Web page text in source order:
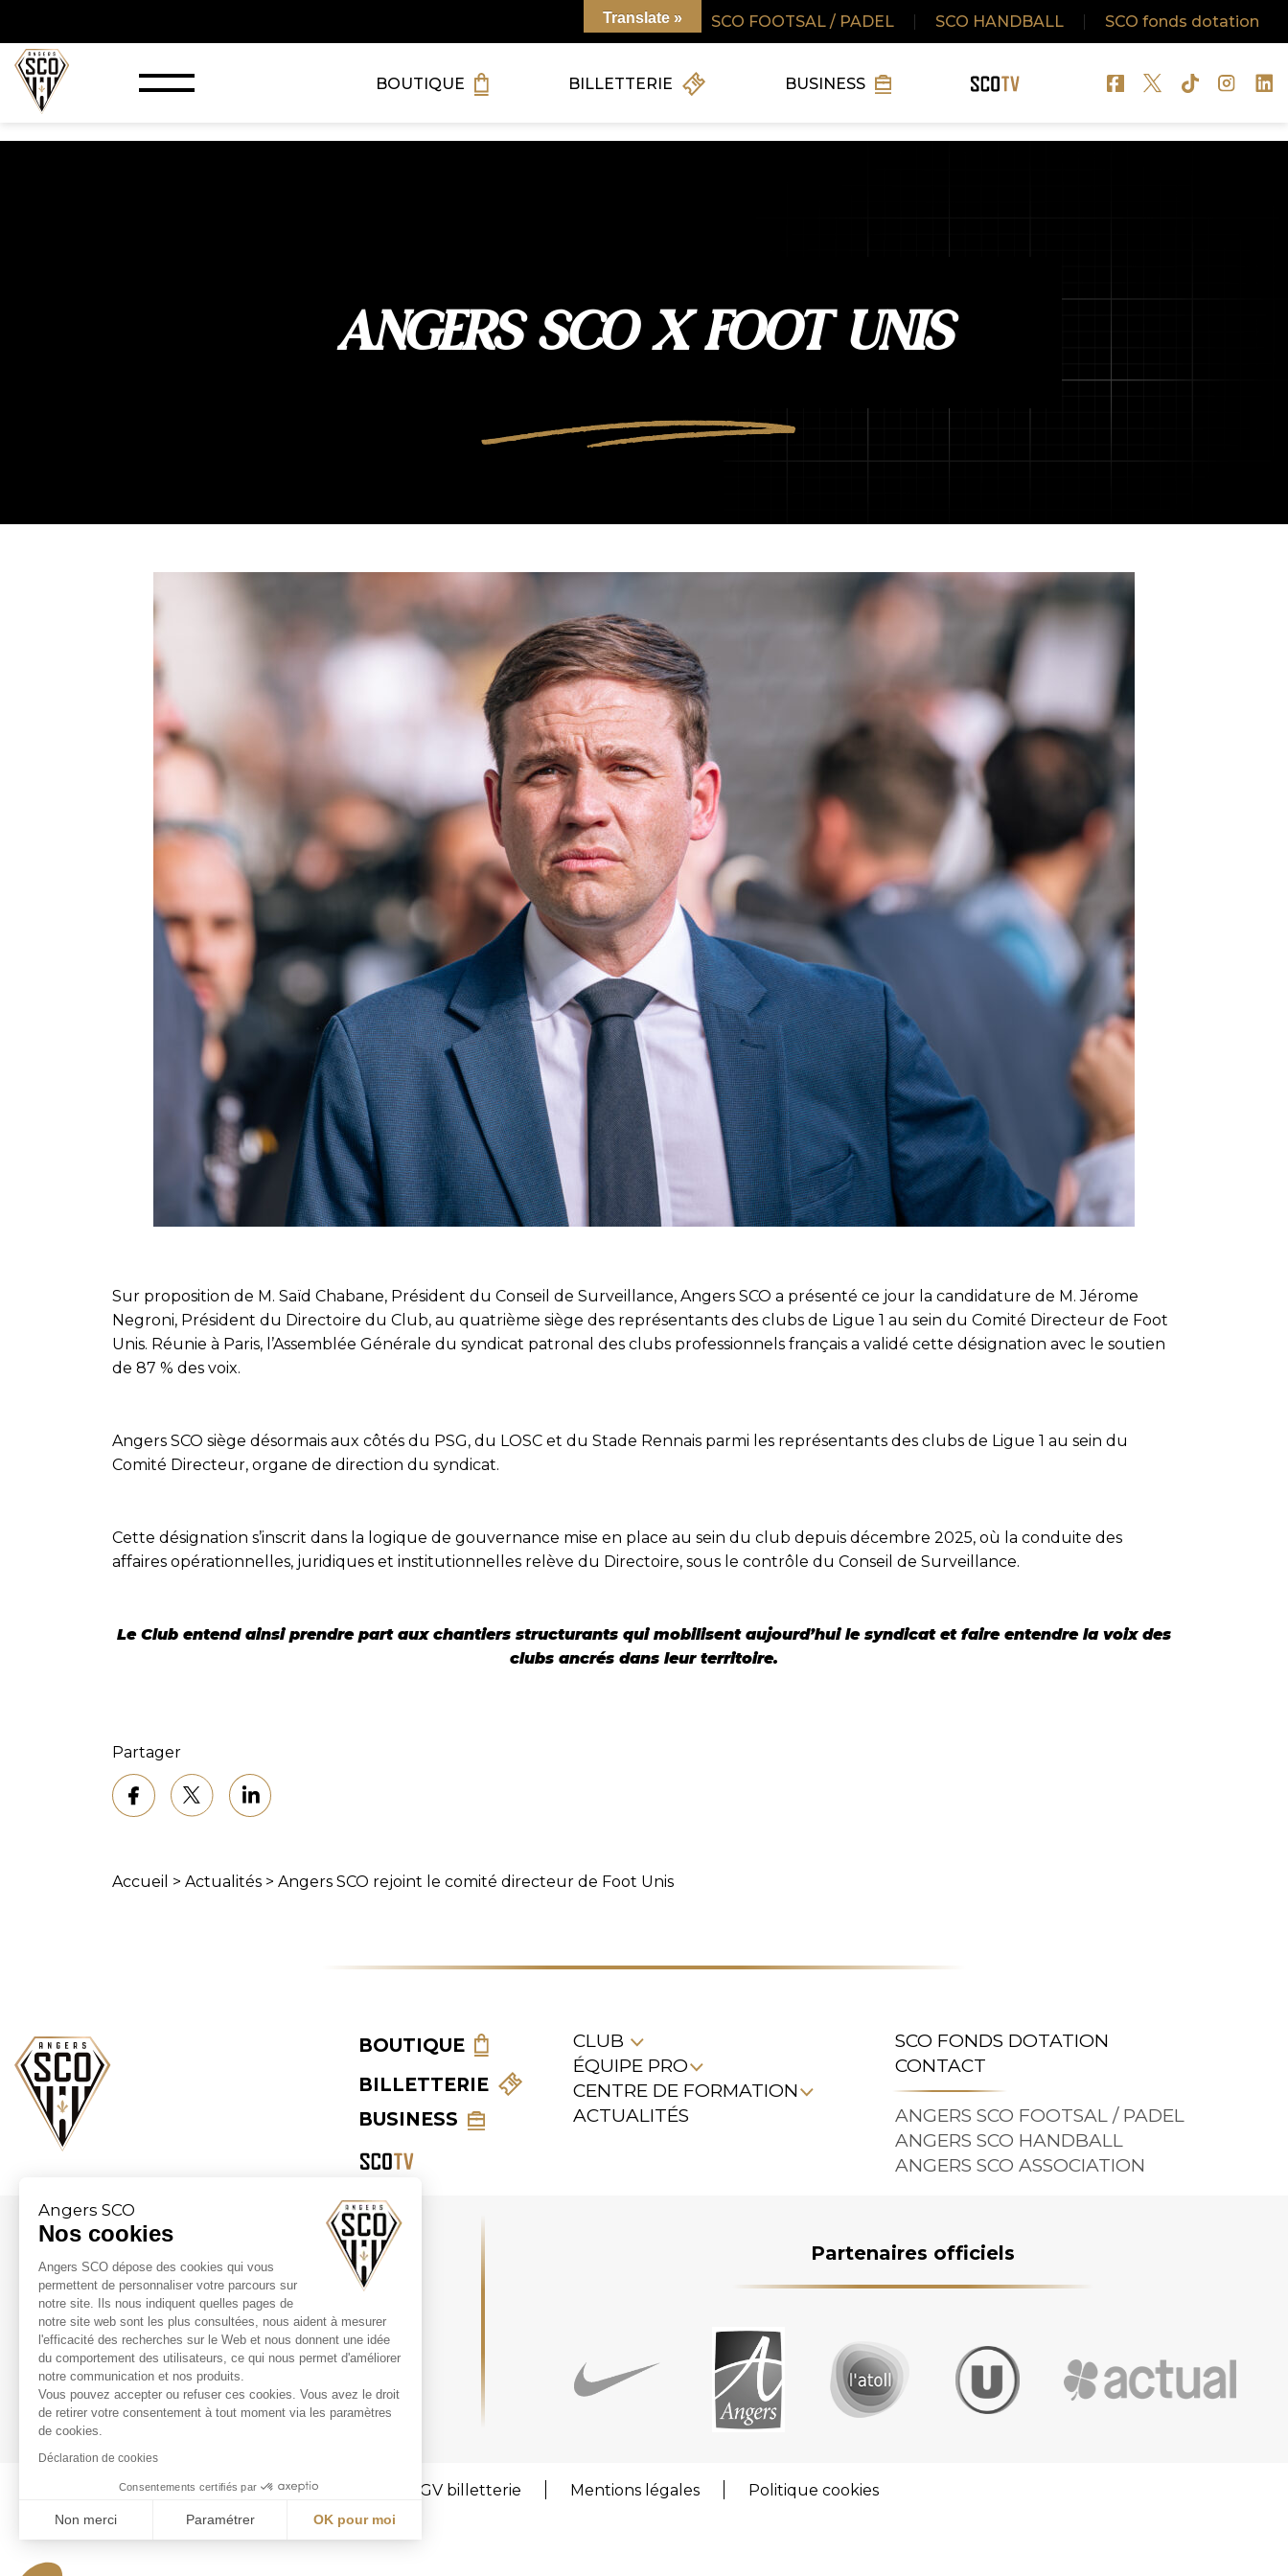
Angers SCO
Nos cookies
Angers SCO dépose des cookies qui vous
permettent de personnaliser votre parcours sur
notre site. Ils nous indiquent quelles pages de
notre site web sont les plus consultées, nous aident à mesurer
l'efficacité des recherches sur le Web et nous donnent une idée
du comportement des utilisateurs, ce qui nous permet d'améliorer
notre communication et nos produits.
Vous pouvez accepter ou refuser ces cookies. Vous avez le droit
de retirer votre consentement à tout moment via les paramètres
de cookies.
Déclaration de cookies
Consentements certifiés par
Non merci Paramétrer OK pour moi
Plateforme de Gestion du Consentement : Personnalisez vos Options
SCO FOOTSAL / PADEL SCO HANDBALL SCO fonds dotation
BOUTIQUE BILLETTERIE BUSINESS
ANGERS SCO X FOOT UNIS
Sur proposition de M. Saïd Chabane, Président du Conseil de Surveillance, Angers SCO a présenté ce jour la candidature de M. Jérome
Negroni, Président du Directoire du Club, au quatrième siège des représentants des clubs de Ligue 1 au sein du Comité Directeur de Foot
Unis. Réunie à Paris, l’Assemblée Générale du syndicat patronal des clubs professionnels français a validé cette désignation avec le soutien
de 87 % des voix.
Angers SCO siège désormais aux côtés du PSG, du LOSC et du Stade Rennais parmi les représentants des clubs de Ligue 1 au sein du
Comité Directeur, organe de direction du syndicat.
Cette désignation s’inscrit dans la logique de gouvernance mise en place au sein du club depuis décembre 2025, où la conduite des
affaires opérationnelles, juridiques et institutionnelles relève du Directoire, sous le contrôle du Conseil de Surveillance.
Le Club entend ainsi prendre part aux chantiers structurants qui mobilisent aujourd’hui le syndicat et faire entendre la voix des
clubs ancrés dans leur territoire.
Partager
Accueil > Actualités > Angers SCO rejoint le comité directeur de Foot Unis
Translate »
BOUTIQUE
BILLETTERIE
BUSINESS
CLUB
ÉQUIPE PRO
CENTRE DE FORMATION
ACTUALITÉS
SCO FONDS DOTATION
CONTACT
ANGERS SCO FOOTSAL / PADEL
ANGERS SCO HANDBALL
ANGERS SCO ASSOCIATION
Partenaires officiels
CGV billetterie Mentions légales Politique cookies